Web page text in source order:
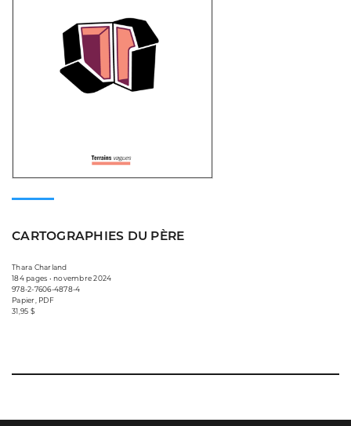
CARTOGRAPHIES DU PÈRE
Thara Charland
184 pages • novembre 2024
978-2-7606-4878-4
Papier, PDF
31,95 $